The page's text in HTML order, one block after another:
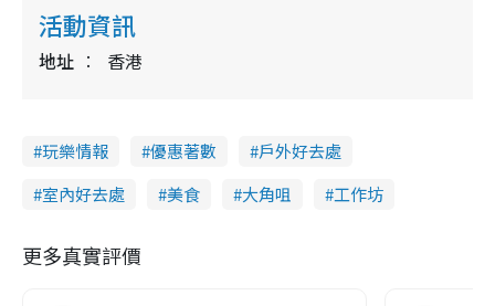
活動資訊
地址 香港
玩樂情報 優惠著數
戶外好去處
室內好去處
美食 大角咀 工作坊
更多真實評價